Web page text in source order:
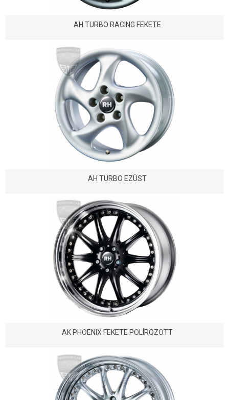
AH TURBO RACING FEKETE
AH TURBO EZÜST
AK PHOENIX FEKETE POLÍROZOTT